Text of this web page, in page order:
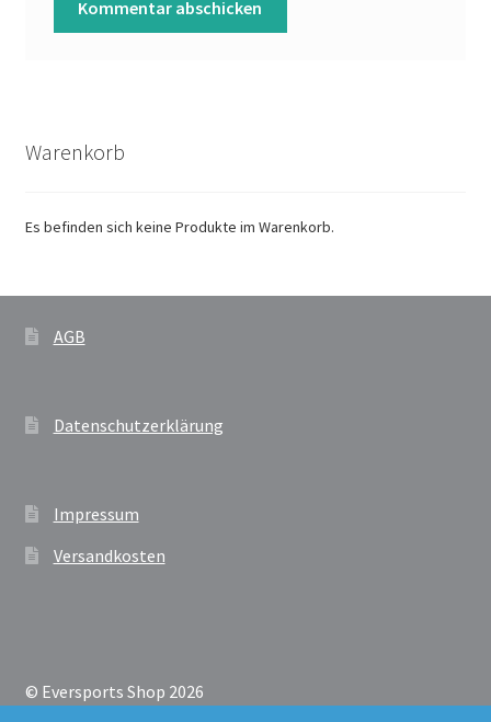
Warenkorb
Es befinden sich keine Produkte im Warenkorb.
AGB
Datenschutzerklärung
Impressum
Versandkosten
© Eversports Shop 2026